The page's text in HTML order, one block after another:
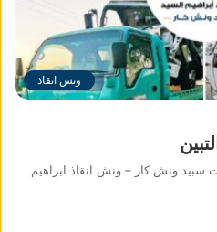
ونش انقاذ
سبيد ونش كار – ونش انقاذ ابراهيم